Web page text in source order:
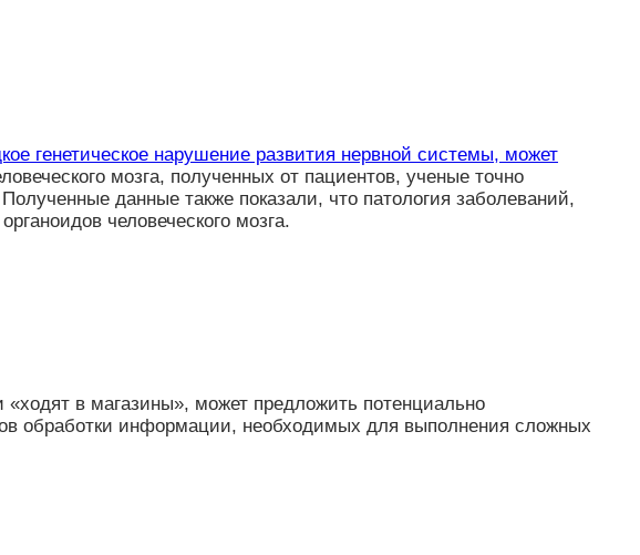
генетическое нарушение развития нервной системы, может
мозга, полученных от пациентов, ученые точно
данные также показали, что патология заболеваний,
человеческого мозга.
«ходят в магазины», может предложить потенциально
обработки информации, необходимых для выполнения сложных